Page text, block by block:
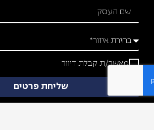
מאשר/ת קבלת דיוור
שליחת פרטים